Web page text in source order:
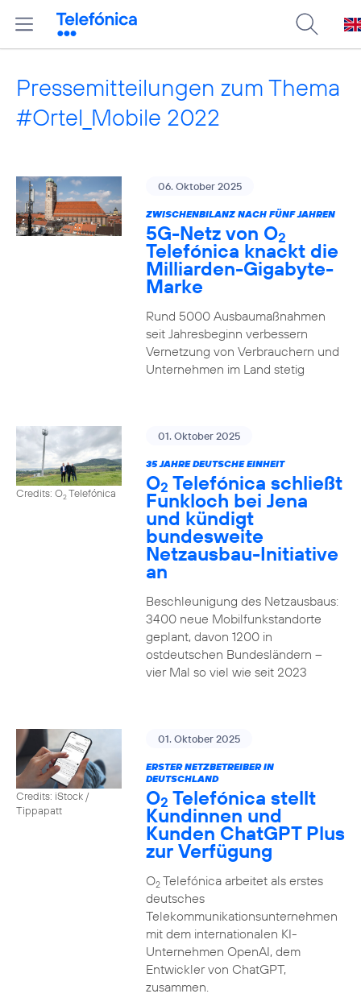
Pressemitteilungen zum Thema
#Ortel_Mobile 2022
06. Oktober 2025
ZWISCHENBILANZ NACH FÜNF JAHREN
5G-Netz von O2
Telefónica knackt die
Milliarden-Gigabyte-
Marke
Rund 5000 Ausbaumaßnahmen
seit Jahresbeginn verbessern
Vernetzung von Verbrauchern und
Unternehmen im Land stetig
Credits: O2Telefónica
01. Oktober 2025
35 JAHRE DEUTSCHE EINHEIT
O2 Telefónica schließt
Funkloch bei Jena
und kündigt
bundesweite
Netzausbau-Initiative
an
Beschleunigung des Netzausbaus:
3400 neue Mobilfunkstandorte
geplant, davon 1200 in
ostdeutschen Bundesländern –
vier Mal so viel wie seit 2023
Credits: iStock /
Tippapatt
01. Oktober 2025
ERSTER NETZBETREIBER IN
DEUTSCHLAND
O2 Telefónica stellt
Kundinnen und
Kunden ChatGPT Plus
zur Verfügung
O2Telefónica arbeitet als erstes
deutsches
Telekommunikationsunternehmen
mit dem internationalen KI-
Unternehmen OpenAI, dem
Entwickler von ChatGPT,
zusammen.